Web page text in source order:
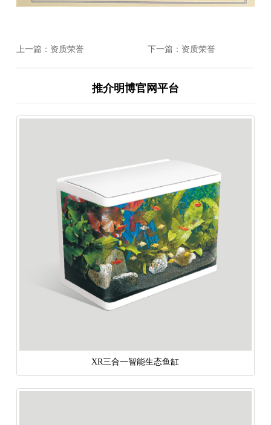
上一篇：资质荣誉 下一篇：资质荣誉
推介明博官网平台
XR三合一智能生态鱼缸